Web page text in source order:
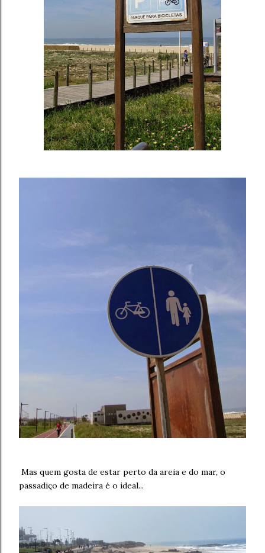
Mas quem gosta de estar perto da areia e do mar, o
passadiço de madeira é o ideal...